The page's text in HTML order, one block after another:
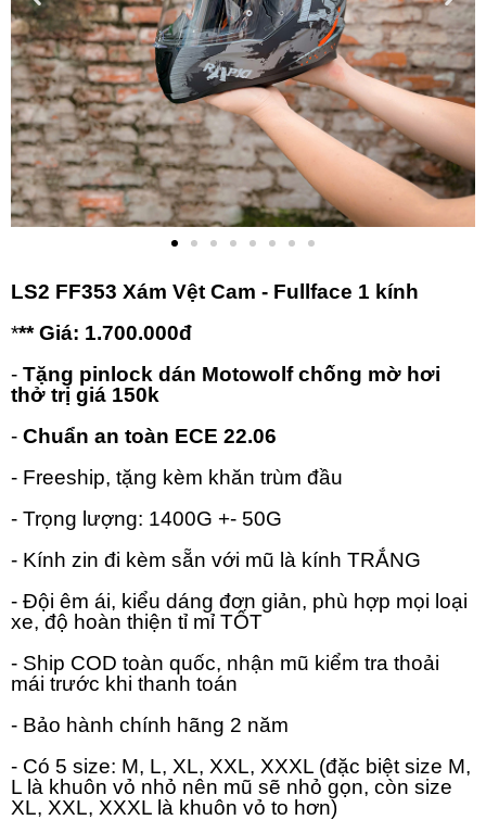
LS2 FF353 Xám Vệt Cam - Fullface 1 kính
*** Giá: 1.700.000đ
- Tặng pinlock dán Motowolf chống mờ hơi
thở trị giá 150k
- Chuẩn an toàn ECE 22.06
- Freeship, tặng kèm khăn trùm đầu
- Trọng lượng: 1400G +- 50G
- Kính zin đi kèm sẵn với mũ là kính TRẮNG
- Đội êm ái, kiểu dáng đơn giản, phù hợp mọi loại
xe, độ hoàn thiện tỉ mỉ TỐT
- Ship COD toàn quốc, nhận mũ kiểm tra thoải
mái trước khi thanh toán
- Bảo hành chính hãng 2 năm
- Có 5 size: M, L, XL, XXL, XXXL (đặc biệt size M,
L là khuôn vỏ nhỏ nên mũ sẽ nhỏ gọn, còn size
XL, XXL, XXXL là khuôn vỏ to hơn)